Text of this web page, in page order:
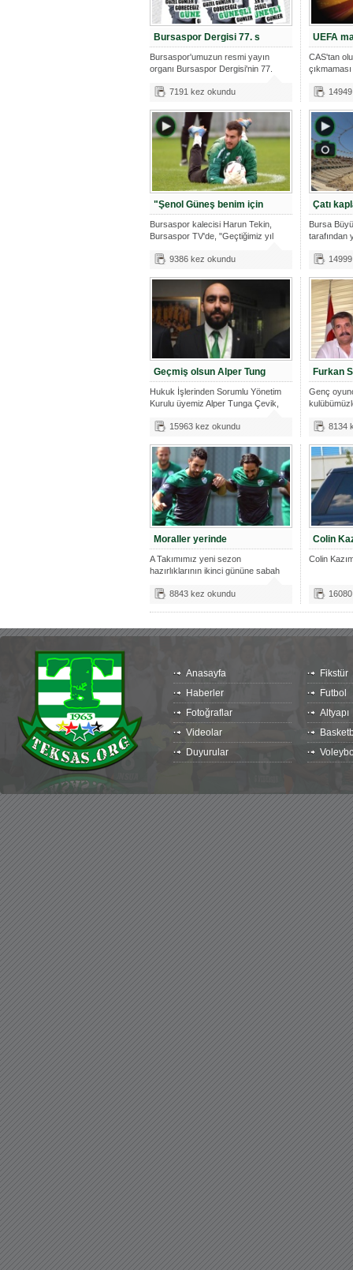
Bursaspor Dergisi 77. s
Bursaspor'umuzun resmi yayın
organı Bursaspor Dergisi'nin 77.
7191 kez okundu
UEFA
CAS'tan
"Şenol Güneş benim için
Bursaspor kalecisi Harun Tekin,
Bursaspor TV'de, "Geçtiğimiz yıl
9386 kez okundu
Çatı
Bursa
tarafından
Geçmiş olsun Alper Tung
Hukuk İşlerinden Sorumlu Yönetim
Kurulu üyemiz Alper Tunga Çevik,
15963 kez okundu
Furkan
Genç
8134
Moraller yerinde
A Takımımız yeni sezon
hazırlıklarının ikinci gününe sabah
8843 kez okundu
Colin
Colin
Anasayfa
Haberler
Fotoğraflar
Videolar
Duyurular
Fikstür
Futbol
Altyapı